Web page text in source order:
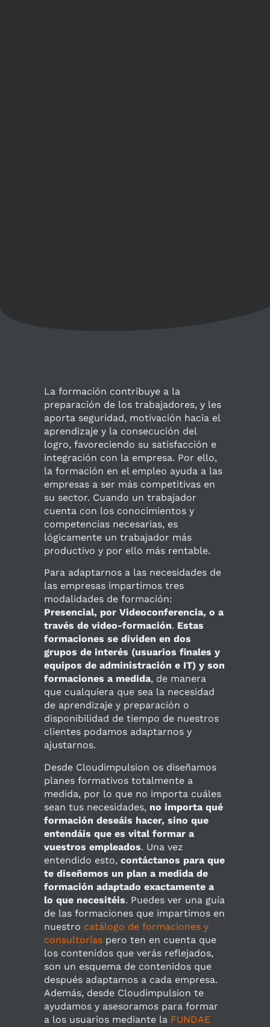
La formación contribuye a la
preparación de los trabajadores, y les
aporta seguridad, motivación hacia el
aprendizaje y la consecución del
logro, favoreciendo su satisfacción e
integración con la empresa. Por ello,
la formación en el empleo ayuda a las
empresas a ser más competitivas en
su sector. Cuando un trabajador
cuenta con los conocimientos y
competencias necesarias, es
lógicamente un trabajador más
productivo y por ello más rentable.
Para adaptarnos a las necesidades de
las empresas impartimos tres
modalidades de formación:
Presencial, por Videoconferencia, o a
través de video-formación. Estas
formaciones se dividen en dos
grupos de interés (usuarios finales y
equipos de administración e IT) y son
formaciones a medida, de manera
que cualquiera que sea la necesidad
de aprendizaje y preparación o
disponibilidad de tiempo de nuestros
clientes podamos adaptarnos y
ajustarnos.
Desde Cloudimpulsion os diseñamos
planes formativos totalmente a
medida, por lo que no importa cuáles
sean tus necesidades, no importa qué
formación deseáis hacer, sino que
entendáis que es vital formar a
vuestros empleados. Una vez
entendido esto,contáctanos para que
te diseñemos un plan a medida de
formación adaptado exactamente a
lo que necesitéis. Puedes ver una guía
de las formaciones que impartimos en
nuestro catálogo de formaciones y
consultorías pero ten en cuenta que
los contenidos que verás reflejados,
son un esquema de contenidos que
después adaptamos a cada empresa.
Además, desde Cloudimpulsion te
ayudamos y asesoramos para formar
a los usuarios mediante la FUNDAE